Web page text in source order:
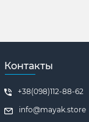
Контакты
+38(098)112-88-62
info@mayak.store